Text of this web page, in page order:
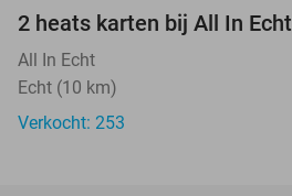
2 heats karten bij All In Echt
All In Echt
Echt (10 km)
Verkocht: 253